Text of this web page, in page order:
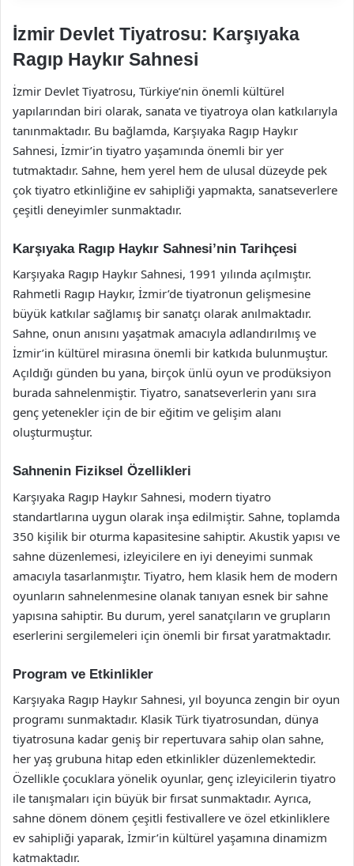
İzmir Devlet Tiyatrosu: Karşıyaka
Ragıp Haykır Sahnesi
İzmir Devlet Tiyatrosu, Türkiye’nin önemli kültürel
yapılarından biri olarak, sanata ve tiyatroya olan katkılarıyla
tanınmaktadır. Bu bağlamda, Karşıyaka Ragıp Haykır
Sahnesi, İzmir’in tiyatro yaşamında önemli bir yer
tutmaktadır. Sahne, hem yerel hem de ulusal düzeyde pek
çok tiyatro etkinliğine ev sahipliği yapmakta, sanatseverlere
çeşitli deneyimler sunmaktadır.
Karşıyaka Ragıp Haykır Sahnesi’nin Tarihçesi
Karşıyaka Ragıp Haykır Sahnesi, 1991 yılında açılmıştır.
Rahmetli Ragıp Haykır, İzmir’de tiyatronun gelişmesine
büyük katkılar sağlamış bir sanatçı olarak anılmaktadır.
Sahne, onun anısını yaşatmak amacıyla adlandırılmış ve
İzmir’in kültürel mirasına önemli bir katkıda bulunmuştur.
Açıldığı günden bu yana, birçok ünlü oyun ve prodüksiyon
burada sahnelenmiştir. Tiyatro, sanatseverlerin yanı sıra
genç yetenekler için de bir eğitim ve gelişim alanı
oluşturmuştur.
Sahnenin Fiziksel Özellikleri
Karşıyaka Ragıp Haykır Sahnesi, modern tiyatro
standartlarına uygun olarak inşa edilmiştir. Sahne, toplamda
350 kişilik bir oturma kapasitesine sahiptir. Akustik yapısı ve
sahne düzenlemesi, izleyicilere en iyi deneyimi sunmak
amacıyla tasarlanmıştır. Tiyatro, hem klasik hem de modern
oyunların sahnelenmesine olanak tanıyan esnek bir sahne
yapısına sahiptir. Bu durum, yerel sanatçıların ve grupların
eserlerini sergilemeleri için önemli bir fırsat yaratmaktadır.
Program ve Etkinlikler
Karşıyaka Ragıp Haykır Sahnesi, yıl boyunca zengin bir oyun
programı sunmaktadır. Klasik Türk tiyatrosundan, dünya
tiyatrosuna kadar geniş bir repertuvara sahip olan sahne,
her yaş grubuna hitap eden etkinlikler düzenlemektedir.
Özellikle çocuklara yönelik oyunlar, genç izleyicilerin tiyatro
ile tanışmaları için büyük bir fırsat sunmaktadır. Ayrıca,
sahne dönem dönem çeşitli festivallere ve özel etkinliklere
ev sahipliği yaparak, İzmir’in kültürel yaşamına dinamizm
katmaktadır.